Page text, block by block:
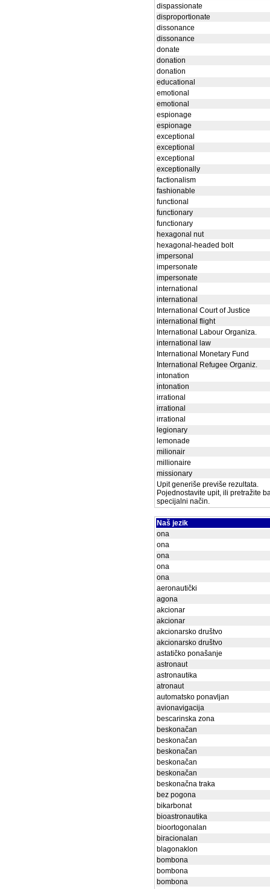
dispassionate
disproportionate
dissonance
dissonance
donate
donation
donation
educational
emotional
emotional
espionage
espionage
exceptional
exceptional
exceptional
exceptionally
factionalism
fashionable
functional
functionary
functionary
hexagonal nut
hexagonal-headed bolt
impersonal
impersonate
impersonate
international
international
International Court of Justice
international flight
International Labour Organiza.
international law
International Monetary Fund
International Refugee Organiz.
intonation
intonation
irrational
irrational
irrational
legionary
lemonade
milionair
millionaire
missionary
Upit generiše previše rezultata.
Pojednostavite upit, ili pretražite
specijalni način.
Naš jezik
ona
ona
ona
ona
ona
aeronautički
agona
akcionar
akcionar
akcionarsko društvo
akcionarsko društvo
astatičko ponašanje
astronaut
astronautika
atronaut
automatsko ponavljan
avionavigacija
bescarinska zona
beskonačan
beskonačan
beskonačan
beskonačan
beskonačan
beskonačna traka
bez pogona
bikarbonat
bioastronautika
bioortogonalan
biracionalan
blagonaklon
bombona
bombona
bombona